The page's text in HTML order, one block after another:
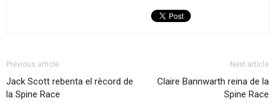
Previous article
Jack Scott rebenta el rècord de
la Spine Race
Next article
Claire Bannwarth reina de la
Spine Race